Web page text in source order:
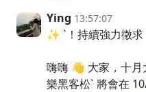
Ying 13:57:07
✨ `！持續強力徵
嗨嗨 👋 大家，十月
樂黑客松` 將會在